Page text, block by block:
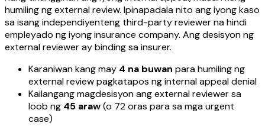
humiling ng external review. Ipinapadala nito ang iyong kaso
sa isang independiyenteng third-party reviewer na hindi
empleyado ng iyong insurance company. Ang desisyon ng
external reviewer ay binding sa insurer.
Karaniwan kang may 4 na buwan para humiling ng
external review pagkatapos ng internal appeal denial
Kailangang magdesisyon ang external reviewer sa
loob ng 45 araw(o 72 oras para sa mga urgent
case)